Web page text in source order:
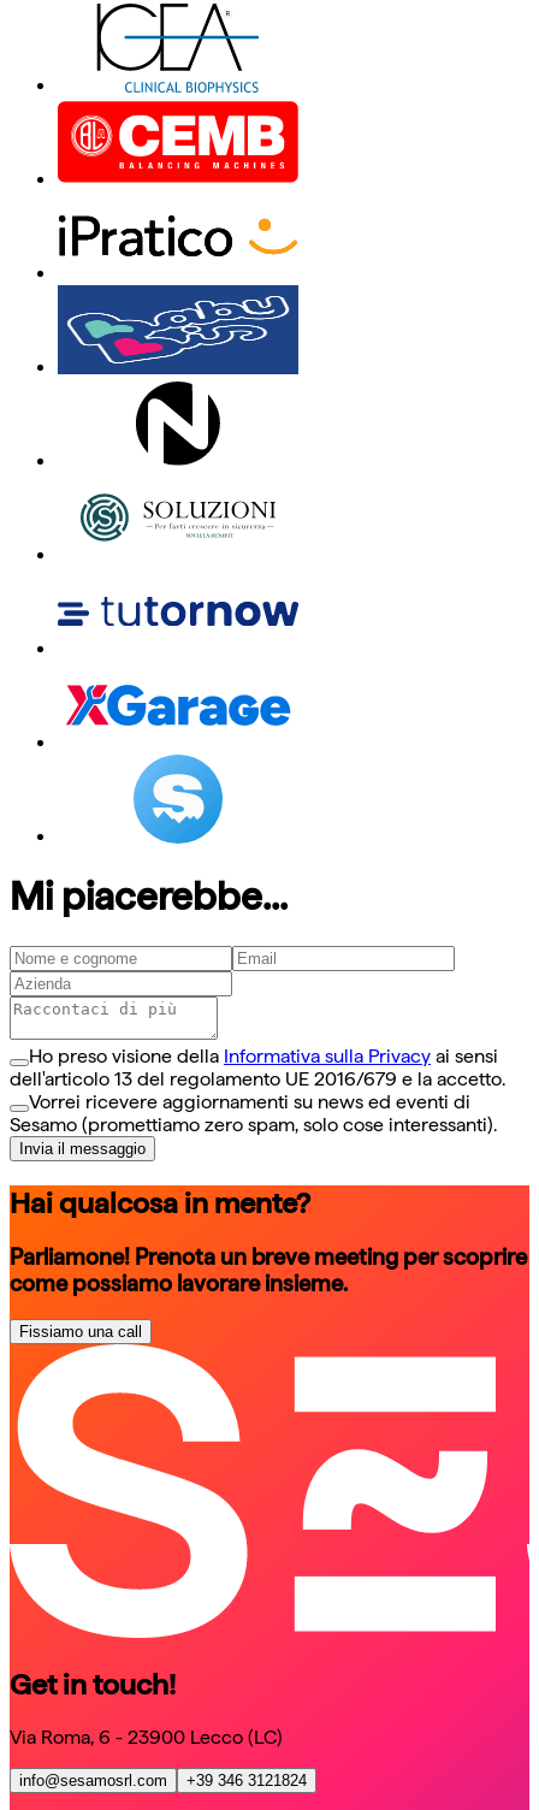
Mi piacerebbe...
Ho preso visione della Informativa sulla Privacy ai sensi
dell'articolo 13 del regolamento UE 2016/679 e la accetto.
Vorrei ricevere aggiornamenti su news ed eventi di
Sesamo (promettiamo zero spam, solo cose interessanti).
Invia il messaggio
Hai qualcosa in mente?
Parliamone! Prenota un breve meeting per scoprire
come possiamo lavorare insieme.
Fissiamo una call
schedule a call
schedule a call
Get in touch!
Via Roma, 6 - 23900 Lecco (LC)
info@sesamosrl.com +39 346 3121824